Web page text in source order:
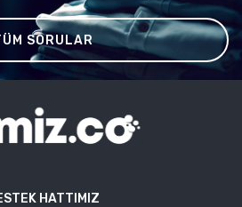
SORULAR
HATTIMIZ